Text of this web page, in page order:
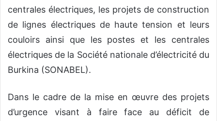
centrales électriques, les projets de construction
de lignes électriques de haute tension et leurs
couloirs ainsi que les postes et les centrales
électriques de la Société nationale d’électricité du
Burkina (SONABEL).
Dans le cadre de la mise en œuvre des projets
d’urgence visant à faire face au déficit de